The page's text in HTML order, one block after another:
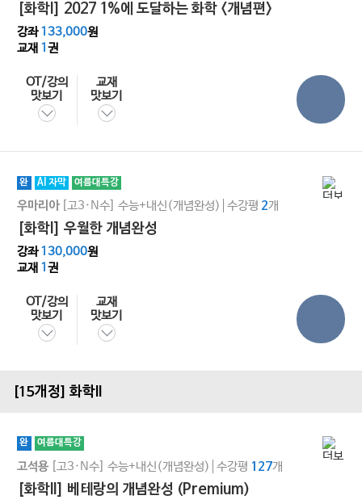
[화학l] 2027 1%에 도달하는 화학 <개념편>
강좌133,000원
교재 1 권
OT/강의
맛보기
교재
맛보기
완 AI 자막 여름대특강
우마리아 [고3·N수] 수능+내신(개념완성) 수강평 2개
[화학l] 우월한 개념완성
강좌130,000원
교재 1 권
OT/강의
맛보기
교재
맛보기
[15개정] 화학ll
완 여름대특강
고석용 [고3·N수] 수능+내신(개념완성) 수강평 127개
[화학ll] 베테랑의 개념완성 (Premium)